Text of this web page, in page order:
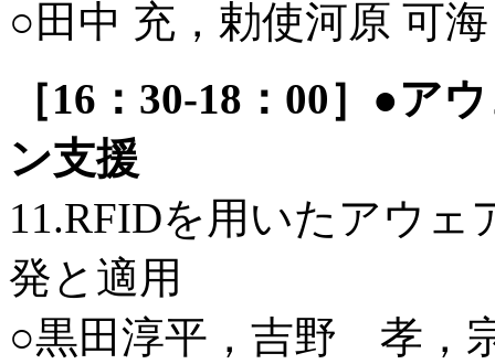
○田中 充，勅使河原 可
［16：30-18：00］●ア
ン支援
11.RFIDを用いたアウ
発と適用
○黒田淳平，吉野 孝，